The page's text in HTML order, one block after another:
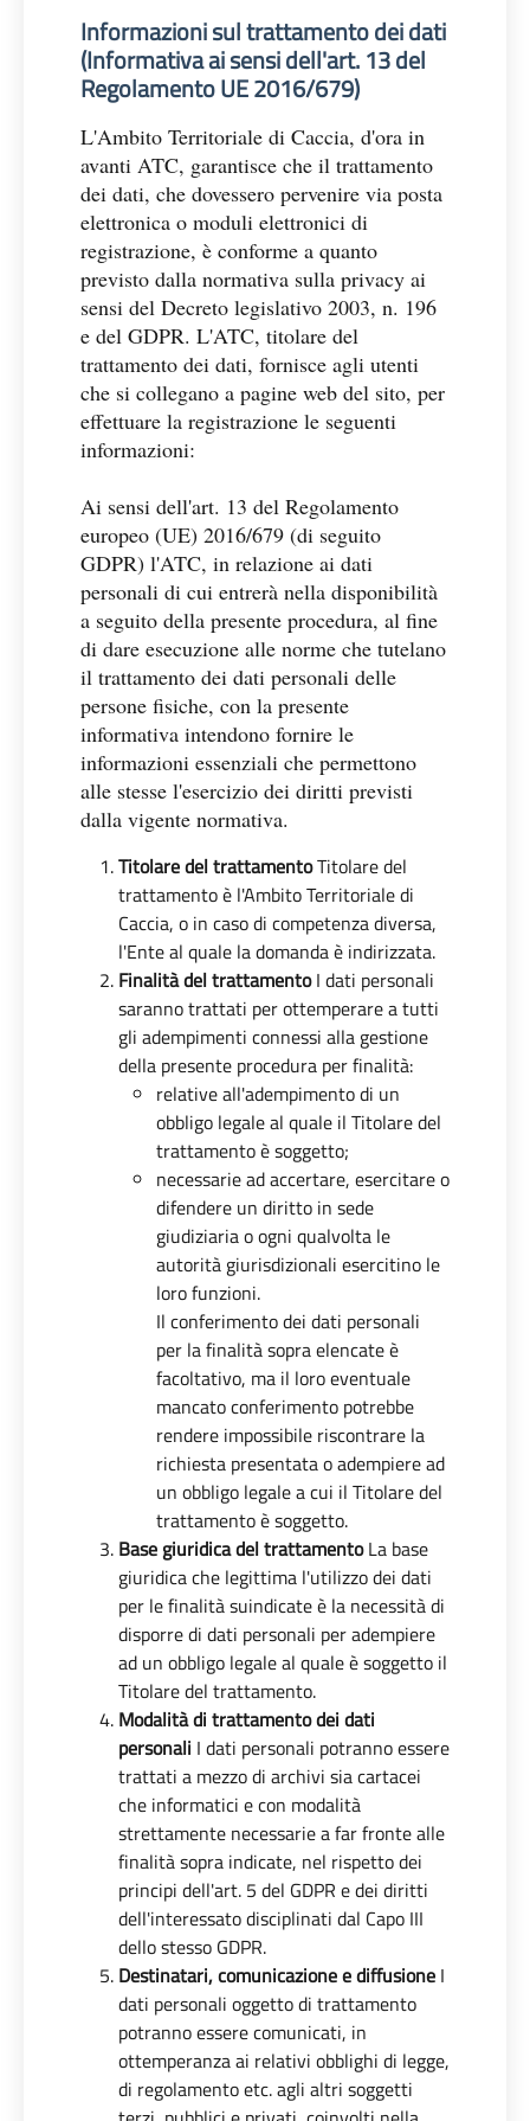
Informazioni sul trattamento dei dati
(Informativa ai sensi dell'art. 13 del
Regolamento UE 2016/679)
L'Ambito Territoriale di Caccia, d'ora in
avanti ATC, garantisce che il trattamento
dei dati, che dovessero pervenire via posta
elettronica o moduli elettronici di
registrazione, è conforme a quanto
previsto dalla normativa sulla privacy ai
sensi del Decreto legislativo 2003, n. 196
e del GDPR. L'ATC, titolare del
trattamento dei dati, fornisce agli utenti
che si collegano a pagine web del sito, per
effettuare la registrazione le seguenti
informazioni:
Ai sensi dell'art. 13 del Regolamento
europeo (UE) 2016/679 (di seguito
GDPR) l'ATC, in relazione ai dati
personali di cui entrerà nella disponibilità
a seguito della presente procedura, al fine
di dare esecuzione alle norme che tutelano
il trattamento dei dati personali delle
persone fisiche, con la presente
informativa intendono fornire le
informazioni essenziali che permettono
alle stesse l'esercizio dei diritti previsti
dalla vigente normativa.
Titolare del trattamentoTitolare del
trattamento è l'Ambito Territoriale di
Caccia, o in caso di competenza diversa,
l'Ente al quale la domanda è indirizzata.
Finalità del trattamentoI dati personali
saranno trattati per ottemperare a tutti
gli adempimenti connessi alla gestione
della presente procedura per finalità:
relative all'adempimento di un
obbligo legale al quale il Titolare del
trattamento è soggetto;
necessarie ad accertare, esercitare o
difendere un diritto in sede
giudiziaria o ogni qualvolta le
autorità giurisdizionali esercitino le
loro funzioni.
Il conferimento dei dati personali
per la finalità sopra elencate è
facoltativo, ma il loro eventuale
mancato conferimento potrebbe
rendere impossibile riscontrare la
richiesta presentata o adempiere ad
un obbligo legale a cui il Titolare del
trattamento è soggetto.
Base giuridica del trattamentoLa base
giuridica che legittima l'utilizzo dei dati
per le finalità suindicate è la necessità di
disporre di dati personali per adempiere
ad un obbligo legale al quale è soggetto il
Titolare del trattamento.
Modalità di trattamento dei dati
personali I dati personali potranno essere
trattati a mezzo di archivi sia cartacei
che informatici e con modalità
strettamente necessarie a far fronte alle
finalità sopra indicate, nel rispetto dei
principi dell'art. 5 del GDPR e dei diritti
dell'interessato disciplinati dal Capo III
dello stesso GDPR.
Destinatari, comunicazione e diffusione I
dati personali oggetto di trattamento
potranno essere comunicati, in
ottemperanza ai relativi obblighi di legge,
di regolamento etc. agli altri soggetti